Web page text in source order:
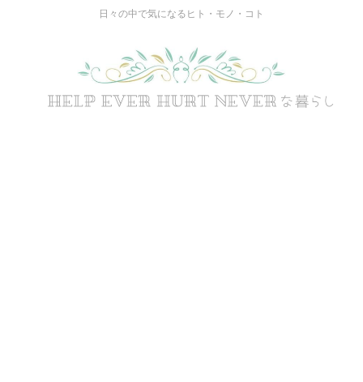
日々の中で気になるヒト・モノ・コト